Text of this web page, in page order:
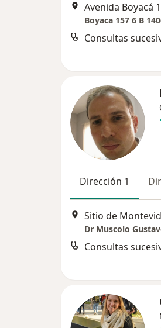
Avenida Boyacá
Boyaca 157 6 B
Consultas
Dirección 1
Sitio de
Dr Muscolo